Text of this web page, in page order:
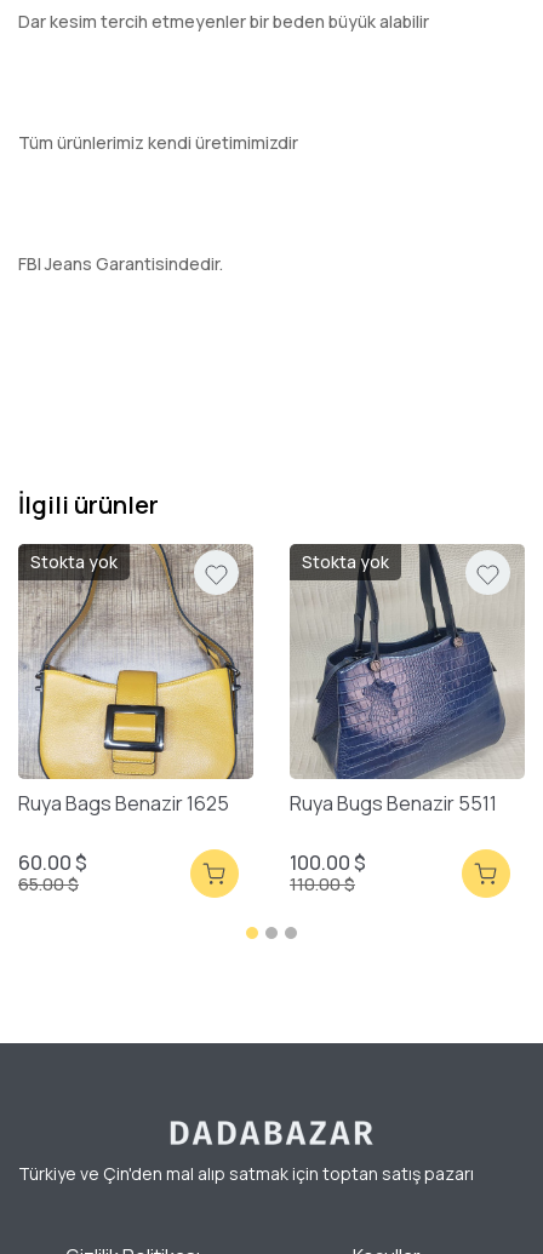
Dar kesim tercih etmeyenler bir beden büyük alabilir
Tüm ürünlerimiz kendi üretimimizdir
FBI Jeans Garantisindedir.
İlgili ürünler
Stokta yok
Ruya Bags Benazir 1625
60.00 $
65.00 $
Stokta yok
Ruya Bugs Benazir 5511
100.00 $
110.00 $
Türkiye ve Çin'den mal alıp satmak için toptan satış pazarı